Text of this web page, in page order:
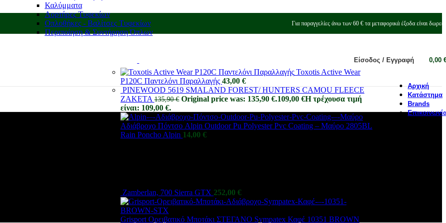
Για παραγγελίες άνω των 60 € τα μεταφορικά έξοδα είναι
Είσοδος / Εγγραφή 0,00
Καλύμματα
Αορτήρες Τυφεκίων
Οπλοθήκες - Βαλίτσες Τυφεκίων
Περιποίηση & Συντήρηση Όπλων
Toxotis Active Wear
P120C Παντελόνι Παραλλαγής 43,00 €
PINEWOOD 5619 SMALAND FOREST/ HUNTERS CAMOU FLEECE
ΖΑΚΕΤΑ 135,90€ Original price was: 135,90 €.109,00 €Η τρέχουσα τιμή
είναι: 109,00 €.
Αδιάβροχο Πόντσο Alpin Outdoor Pu Polyester Pvc Coating – Μαύρο 2805BL
Rain Poncho Alpin 14,00 €
Zamberlan, 700 Sierra GTX 252,00 €
Grisport Ορειβατικό Μποτάκι ΣΤΕΓΑΝΟ Sympatex Καφέ 10351 BROWN
Αρχική
Κατάστημα
Brands